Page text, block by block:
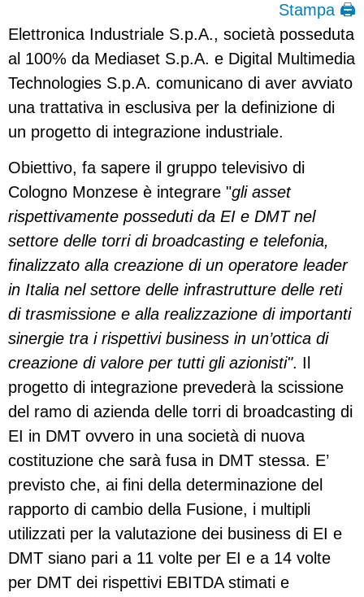
Stampa 🖨
Elettronica Industriale S.p.A., società posseduta
al 100% da Mediaset S.p.A. e Digital Multimedia
Technologies S.p.A. comunicano di aver avviato
una trattativa in esclusiva per la definizione di
un progetto di integrazione industriale.
Obiettivo, fa sapere il gruppo televisivo di
Cologno Monzese è integrare "gli asset
rispettivamente posseduti da EI e DMT nel
settore delle torri di broadcasting e telefonia,
finalizzato alla creazione di un operatore leader
in Italia nel settore delle infrastrutture delle reti
di trasmissione e alla realizzazione di importanti
sinergie tra i rispettivi business in un’ottica di
creazione di valore per tutti gli azionisti". Il
progetto di integrazione prevederà la scissione
del ramo di azienda delle torri di broadcasting di
EI in DMT ovvero in una società di nuova
costituzione che sarà fusa in DMT stessa. E’
previsto che, ai fini della determinazione del
rapporto di cambio della Fusione, i multipli
utilizzati per la valutazione dei business di EI e
DMT siano pari a 11 volte per EI e a 14 volte
per DMT dei rispettivi EBITDA stimati e